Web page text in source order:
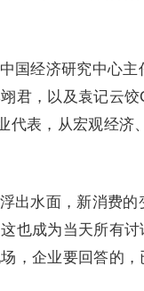
国经济研究中心
君，以及袁记云
代表，从宏观经
出水面，新消费
也成为当天所有
，企业要回答的